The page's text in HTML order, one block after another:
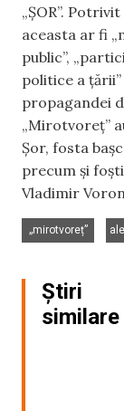
„ȘOR”.
aceasta ar fi
public”,
politice a
propagandei
„Mirotvoreț”
Șor, fosta
precum și
Vladimir
„mirotvoreț”
Știri
similare